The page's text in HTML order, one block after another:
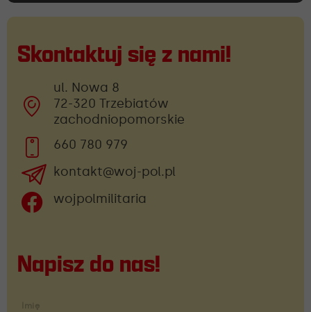
Skontaktuj się z nami!
ul. Nowa 8
72-320 Trzebiatów
zachodniopomorskie
660 780 979
kontakt@woj-pol.pl
wojpolmilitaria
Napisz do nas!